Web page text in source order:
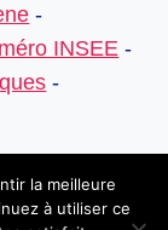
-
INSEE -
-
la meilleure
à utiliser ce